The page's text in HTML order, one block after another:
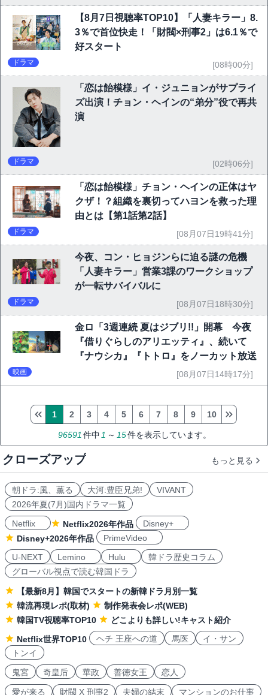
【8月7日視聴率TOP10】「人妻キラー」8.
3％で首位快走！「財閥×刑事2」は6.1％で
好スタート
ドラマ [08時00分]
「恋は飴模様」イ・ジュニョンがサプライ
ズ出演！チョン・ヘインの“弟分”役で再共
演
ドラマ [02時06分]
「恋は飴模様」チョン・ヘインの正体はヤ
クザ！？組織を裏切ってハヨンを救った理
由とは【第1話第2話】
ドラマ [08月07日19時41分]
今夜、コン・ヒョジンらに迫る謎の危機
「人妻キラー」営業3課のワークショップ
が一転サバイバルに
ドラマ [08月07日18時30分]
金ロ「3週連続 夏はジブリ!!」開幕 今夜
『借りぐらしのアリエッティ』、続いて
『ナウシカ』『トトロ』をノーカット放送
映画 [08月07日14時17分]
96591 件中 1 ～ 15件を表示しています。
1 2 3 4 5 6 7 8 9 10
クローズアップ もっと見る
朝ドラ:風、薫る 大河:豊臣兄弟!
VIVANT
2026年夏(7月)国内ドラマ一覧
Netflix
Netflix2026年作品
Disney+
Disney+2026年作品
PrimeVideo
U-NEXT
Lemino Hulu
韓ドラ歴史コラム
グローバル視点で読む韓国ドラ
【最新8月】韓国でスタートの新韓ドラ月別一覧
韓流再現レポ(取材)
制作発表会レポ(WEB)
韓国TV視聴率TOP10
どこよりも詳しい!キャスト紹介
Netflix世界TOP10
ヘチ 王座への道 馬医
イ・サン
トンイ
鬼宮
奇皇后 華政 善徳女王 恋人
愛が来る 財閥 X 刑事2 夫婦の結末 マンションのお仕事